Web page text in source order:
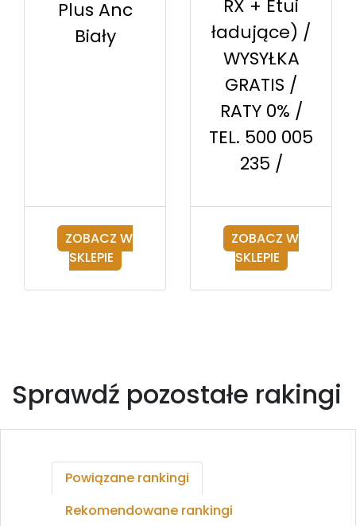
Plus Anc
Biały
ZOBACZ W
SKLEPIE
RX + Etui
ładujące) /
WYSYŁKA
GRATIS /
RATY 0% /
TEL. 500 005
235 /
ZOBACZ W
SKLEPIE
Sprawdź pozostałe rakingi
Powiązane rankingi
Rekomendowane rankingi